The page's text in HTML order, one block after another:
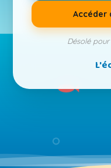
Accéder
Désolé